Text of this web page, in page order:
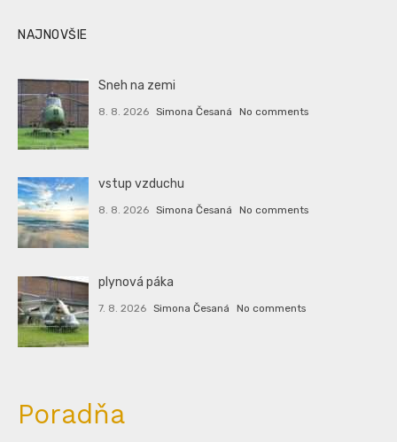
NAJNOVŠIE
Sneh na zemi
8. 8. 2026 Simona Česaná No comments
vstup vzduchu
8. 8. 2026 Simona Česaná No comments
plynová páka
7. 8. 2026 Simona Česaná No comments
Poradňa